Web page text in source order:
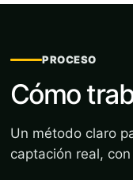
PROCESO
Cómo
Un método claro
captación real,